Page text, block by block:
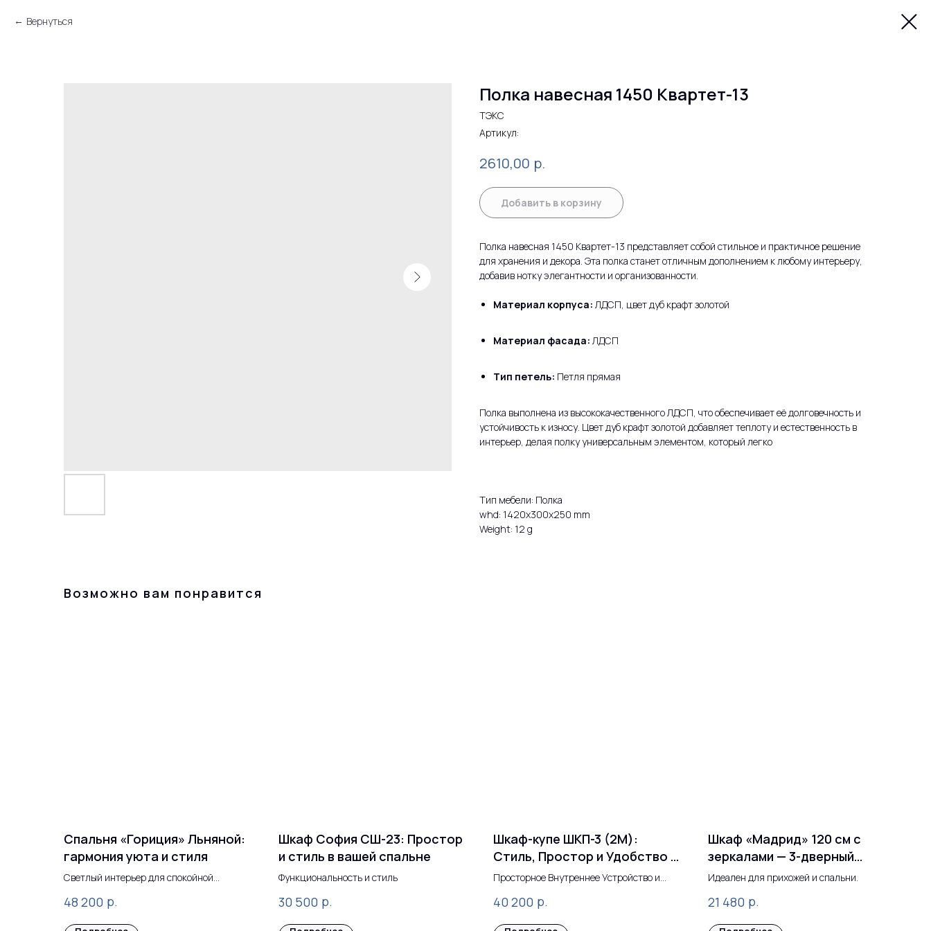
Вернуться
Полка навесная 1450 Квартет-13
ТЭКС
Артикул:
2610,00 р.
Добавить в корзину
Полка навесная 1450 Квартет-13 представляет собой стильное и практичное решение
для хранения и декора. Эта полка станет отличным дополнением к любому интерьеру,
добавив нотку элегантности и организованности.
Материал корпуса: ЛДСП, цвет дуб крафт золотой
Материал фасада: ЛДСП
Тип петель: Петля прямая
Полка выполнена из высококачественного ЛДСП, что обеспечивает её долговечность и
устойчивость к износу. Цвет дуб крафт золотой добавляет теплоту и естественность в
интерьер, делая полку универсальным элементом, который легко
Тип мебели: Полка
whd: 1420x300x250 mm
Weight: 12 g
Возможно вам понравится
Спальня «Гориция» Льняной:
гармония уюта и стиля
Светлый интерьер для спокойной
48 200 р.
Шкаф София СШ-23: Простор
и стиль в вашей спальне
Функциональность и стиль
30 500 р.
Шкаф-купе ШКП-3 (2М):
Стиль, Простор и Удобство в
Одном Изделии
Просторное Внутреннее Устройство и
40 200 р.
Шкаф «Мадрид» 120 см с
зеркалами — 3-дверный
зеркальный гардероб для
Идеален для прихожей и спальни.
21 480 р.